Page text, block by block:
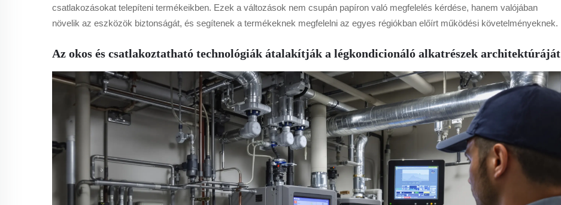
csatlakozásokat telepíteni termékeikben. Ezek a változások nem csupán papíron való megfelelés kérdése, hanem valójában
növelik az eszközök biztonságát, és segítenek a termékeknek megfelelni az egyes régiókban előírt működési követelményeknek.
Az okos és csatlakoztatható technológiák átalakítják a légkondicionáló alkatrészek architektúráját